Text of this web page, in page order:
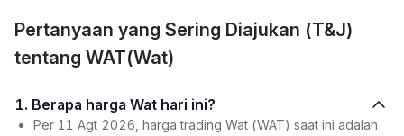
Pertanyaan yang Sering Diajukan (T&J)
tentang WAT(Wat)
1. Berapa harga Wat hari ini?
Per 11 Agt 2026, harga trading Wat (WAT) saat ini adalah